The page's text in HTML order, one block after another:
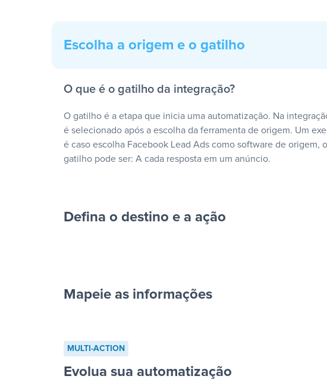
Escolha a origem e o gatilho
O que é o gatilho da integração?
O gatilho é a etapa que inicia uma automatização. Na
é selecionado após a escolha da ferramenta de origem. Um
é caso escolha Facebook Lead Ads como software de origem, o
gatilho pode ser: A cada resposta em um anúncio.
Defina o destino e a ação
cada resposta em um anúncio”
“Adicionar dados em uma nova linha de uma
planilha”
Mapeie as informações
MULTI-ACTION
Evolua sua automatização